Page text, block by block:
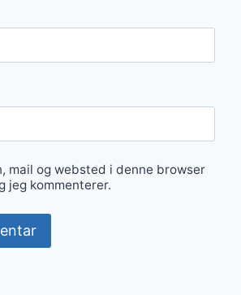
mail og websted i denne browser
jeg kommenterer.